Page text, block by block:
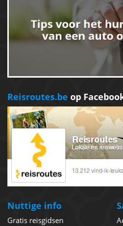
Reisroutes.be op
Nuttige info
Gratis reisgidsen